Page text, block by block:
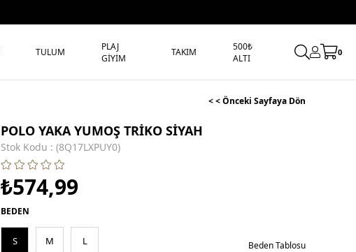
TULUM
PLAJ
GİYİM
TAKIM
500₺
ALTI
0
< < Önceki Sayfaya Dön
POLO YAKA YUMOŞ TRİKO SİYAH
Stok Kodu (8Q17LXPUY0)
₺574,99
BEDEN
S M L Beden Tablosu